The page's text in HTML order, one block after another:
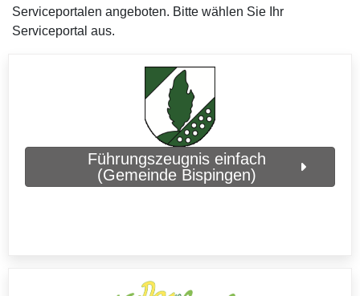
Serviceportalen angeboten. Bitte wählen Sie Ihr
Serviceportal aus.
Führungszeugnis einfach
(Gemeinde Bispingen)